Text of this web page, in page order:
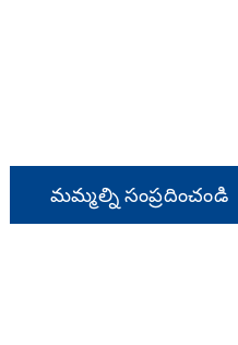
మమ్మల్ని సంప్రదించండి